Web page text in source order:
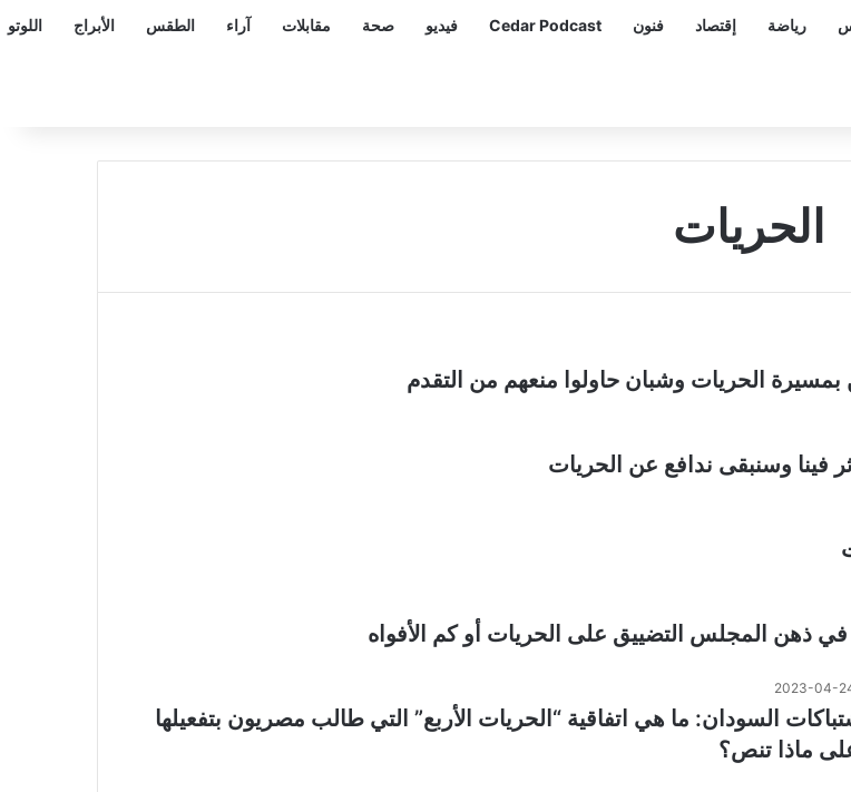
رياضة إقتصاد فنون Cedar Podcast فيديو صحة مقابلات آراء الطقس الأبراج اللوتو
الحريات
الحريات وشبان حاولوا منعهم من التقدم
فينا وسنبقى ندافع عن الحريات
في ذهن المجلس التضييق على الحريات أو كم الأفواه
2023-04-
السودان: ما هي اتفاقية “الحريات الأربع” التي طالب مصريون بتفعيلها
ماذا تنص؟